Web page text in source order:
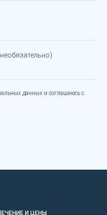
данных и соглашаюсь с
И ЦЕНЫ